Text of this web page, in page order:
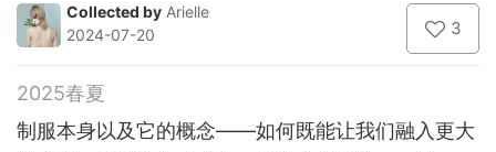
Collected by Arielle
2024-07-20
3
2025春夏
制服本身以及它的概念——如何既能让我们融入更大